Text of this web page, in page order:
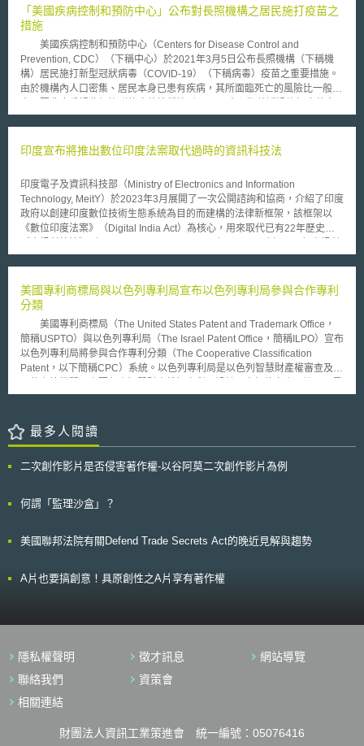
面臨其企業國際競爭力確保與強化、持續友善環境之可能性、高齡化及勞動
生產力人口減少等問題。希望透過國家開發之系統及國際服務方式，利用交
通資訊通信系統實現最佳的交通狀態，在人口稀少之地區利用無人駕駛系
統，使駕駛不足之問題得以解決，對當地之購物及交通上可以加以協助。車
聯網研究會設定之4大目標為： 零交通事故之社會 確保人之行動自由 便
利、快速、安心之生活環境 生活方式的變化 透過利用車與車間通信等
技術，降低事故之發生，普及車聯網等資通訊系統，車中行動模式之變革，
4大目標。
「美國疾病控制和預防中心」公布對長照機構之居民施打疫苗之
措施
美國疾病控制和預防中心（Centers for Disease Control and
Prevention, CDC）（下稱中心）於2021年3月5日公布長照機構（下稱機
構）居民施打新型冠狀病毒（COVID-19）（下稱病毒）疫苗之重要措施。
由於機構內人口密集、居民本身已患有疾病，其所面臨死亡的風險比一般人
降低機構居民可能死於病毒之風險。目前此疫苗已經過多次的臨床試驗，參
苗之安全性，而目前試驗過程中也並未出現嚴重的安全問題，即使出現副作
施打的好處優於副作用，因此中心與美國疫苗接種諮詢委員會（Advisory
Committee on Immunization Practices，ACIP）同意對機構居民進行疫苗
施打。 由於機構之居住者多為無法獨立自理生活之失能者，需透過機
構來提供失能者醫療服務，而居民大多本身就有一些疾病，受感染病毒而造
成死亡的機率較大，雖然法律並沒有特別要求應徵得當事人同意才能施打疫
意施打疫苗會比較謹慎，並且在施打前必須說明與解釋疫苗施打的風險，以
作，協助機構對於施打疫苗之居民與家屬進行風險告知與解釋說明施打疫苗
之相關知識，除了取得居民之同意並採取紀錄程序外，每位接受施打疫苗之
居民或居民之照顧者將會取得疫苗接種紀錄卡，因為某些疫苗需要注射兩次
以上才能達到最佳保護，紀錄卡能顯示完整的疫苗施打過程。除此之外，措
施規定居民在施打疫苗後必須遵守幾點注意事項： 施打疫苗後必須配戴口
罩。 與他人保持至約183公分之距離。 避開人群和通風不良的地方。 勤洗
手與消毒。 遵循中心發布之旅行指南。 遵循隔離指導。 有此可知中心
期望能透過施打疫苗的方式來降低居民因病毒而受感染死亡之風險，也透過
印度宣布將推出數位印度法案取代過時的資訊科技法
印度電子及資訊科技部（Ministry of Electronics and Information
Technology, MeitY）於2023年3月展開了一次公開諮詢和協商，介紹了印度
政府以創建印度數位技術生態系統為目的而建構的法律新框架，該框架以
《數位印度法案》（Digital India Act）為核心，用來取代已有22年歷史的
技法的創立時代背景中不僅缺乏電子商務、社交媒體平台等現代網路服務，
代和未來的社會變遷和對法規範的需求。 目前《數位印度法案》的草案細
節尚未公布，但是MeitY的介紹揭露印度在未來政策中所重視的幾個方向：
1.新的中介類別：重新定義數位經濟產業中的中介機構類別（如數位媒體、
搜尋引擎、遊戲、人工智慧、OTT平台、電信服務業者……等），並依據未
來的技術發展及產業轉型，適時的調整新的分類。 2.網路犯罪刑事化：將網
路犯罪（如網路色情、詐騙、霸凌、身分冒用或未經授權散播個人資料）歸
類為刑事犯罪；過去的資訊科技法僅對此類行為予以罰款。 3.問責機制：建
等評估機制納入監管項目的考量中。以建立網路用戶的權利救濟措施及數位
服務者提供服務過程中的責任釐清。 4.防壟斷機制：提出開放網路（Open
Internet）的概念，認為網路服務應該是具有選擇性的、容許競爭的、多樣
過度集中造成壟斷。 5.年齡門檻：對於未成年人在社交平台、遊戲和賭博程
為對象的資料蒐集機制。 除了以上五點外，MeitY在介紹《數位印度法案》
時也表示為了應對現今數位化時代的發展，並且確保公民的權利保障延伸到
against discrimination）和數位繼承權（right to digital inheritance）等數
標，以做為規劃印度國家數位治理時的重要考量。這些方針都揭示了印度正
度法案》的相關發展細節值得再持續關注。
美國專利商標局與以色列專利局宣布以色列專利局參與合作專利
分類
美國專利商標局（The United States Patent and Trademark Office，
簡稱USPTO）與以色列專利局（The Israel Patent Office，簡稱ILPO）宣布
以色列專利局將參與合作專利分類（The Cooperative Classification
Patent，以下簡稱CPC）系統。以色列專利局是以色列智慧財產權審查及註
議。 CPC已於2013年1月正式啟用。美國專利商標局及歐洲專利局
方不同審查程序的相容分類系統，降低工作上不必要的重複作業以強化效
率。美國專利商標局局長Michelle K. Lee.表示：「合作專利分類系統了除
國內外申請專利的創新者與企業。」 美國專利商標局已於2016年7月提
步著手進行更深入的CPC相關訓練與交流事宜。以色列專利局及美國專利商
轉變，以色列專利局將強化審查專業及效率，並改善提供給以色列申請人的
最多人閱讀
二次創作影片是否侵害著作權-以谷阿莫二次創作影片為例
何謂「監理沙盒」？
美國聯邦法院有關Defend Trade Secrets Act的晚近見解與趨勢
A片也要搞創意！具原創性之A片享有著作權
隱私權聲明 徵才訊息
網站導覽
聯絡我們
資策會
相關連結
財團法人資訊工業策進會 統一編號：05076416